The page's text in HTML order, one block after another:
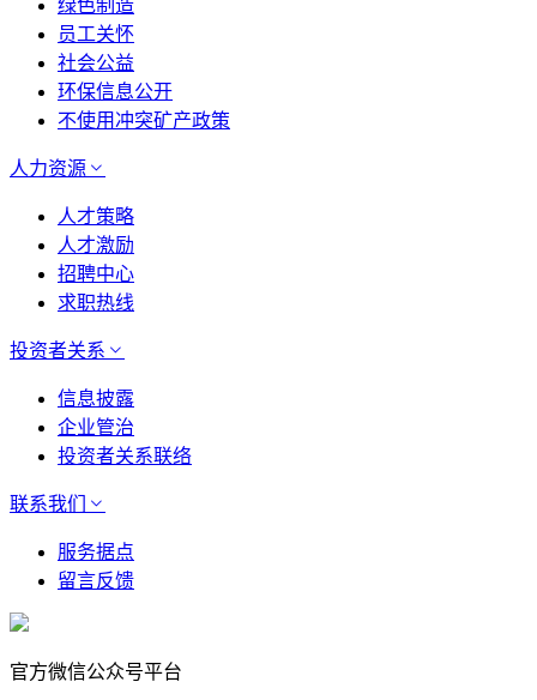
绿色制造
员工关怀
社会公益
环保信息公开
不使用冲突矿产政策
人力资源
人才策略
人才激励
招聘中心
求职热线
投资者关系
信息披露
企业管治
投资者关系联络
联系我们
服务据点
留言反馈
官方微信公众号平台